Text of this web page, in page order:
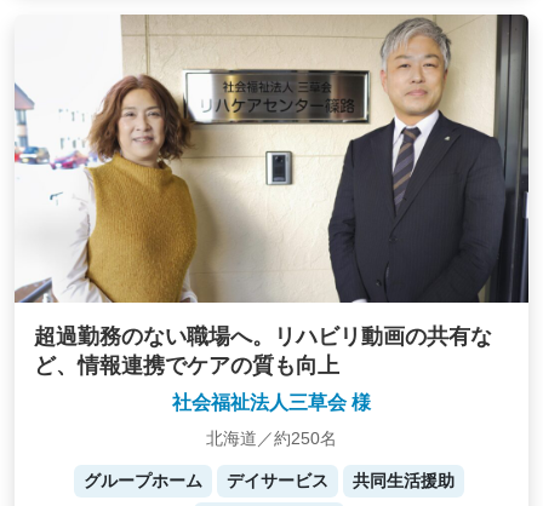
超過勤務のない職場へ。リハビリ動画の共有な
ど、情報連携でケアの質も向上
社会福祉法人三草会 様
北海道／約250名
グループホーム デイサービス 共同生活援助